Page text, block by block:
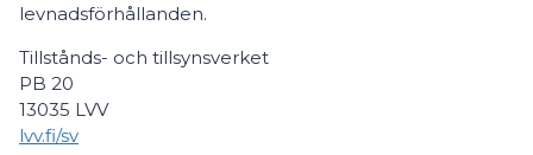
levnadsförhållanden.
Tillstånds- och tillsynsverket
PB 20
13035 LVV
lvv.fi/sv